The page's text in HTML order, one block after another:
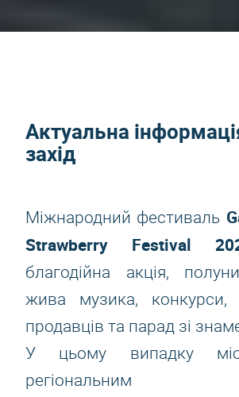
Актуальна
захід
Міжнародний фестиваль
Strawberry Festival
благодійна акція,
жива музика, конкурси,
продавців та парад зі
У цьому випадку
регіональним